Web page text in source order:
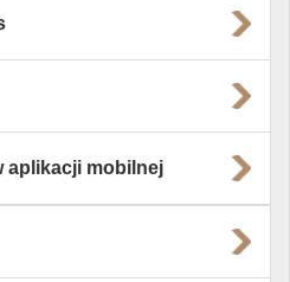
aplikacji mobilnej